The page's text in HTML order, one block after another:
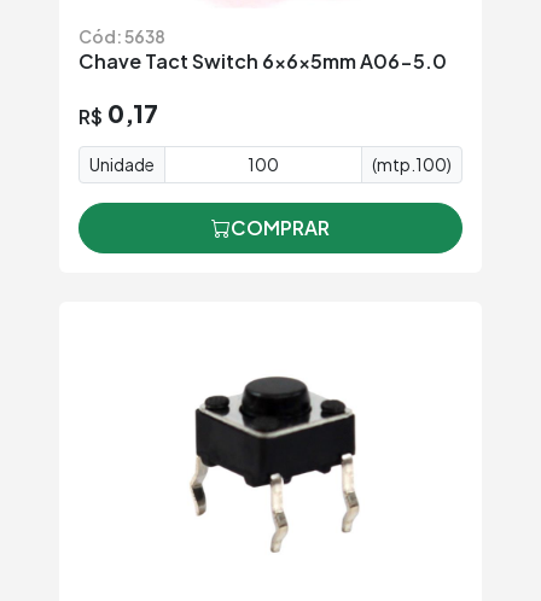
Cód: 5638
Chave Tact Switch 6x6x5mm A06-5.0
R$ 0,17
Unidade (mtp.100)
COMPRAR